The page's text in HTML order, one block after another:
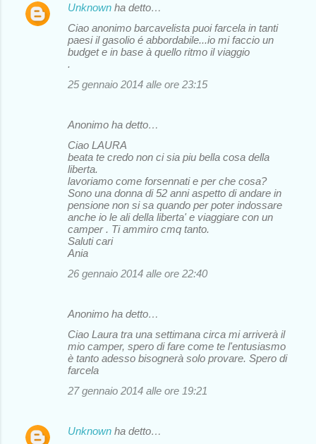
Unknown ha detto…
Ciao anonimo barcavelista puoi farcela in tanti
paesi il gasolio é abbordabile...io mi faccio un
budget e in base à quello ritmo il viaggio
.
25 gennaio 2014 alle ore 23:15
Anonimo ha detto…
Ciao LAURA
beata te credo non ci sia piu bella cosa della
liberta.
lavoriamo come forsennati e per che cosa?
Sono una donna di 52 anni aspetto di andare in
pensione non si sa quando per poter indossare
anche io le ali della liberta' e viaggiare con un
camper . Ti ammiro cmq tanto.
Saluti cari
Ania
26 gennaio 2014 alle ore 22:40
Anonimo ha detto…
Ciao Laura tra una settimana circa mi arriverà il
mio camper, spero di fare come te l'entusiasmo
è tanto adesso bisognerà solo provare. Spero di
farcela
27 gennaio 2014 alle ore 19:21
Unknown ha detto…